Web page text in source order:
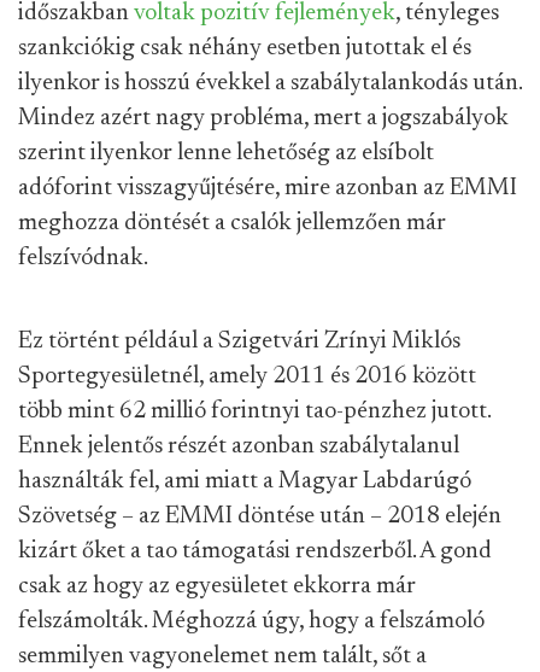
időszakban voltak pozitív fejlemények, tényleges
szankciókig csak néhány esetben jutottak el és
ilyenkor is hosszú évekkel a szabálytalankodás után.
Mindez azért nagy probléma, mert a jogszabályok
szerint ilyenkor lenne lehetőség az elsíbolt
adóforint visszagyűjtésére, mire azonban az EMMI
meghozza döntését a csalók jellemzően már
felszívódnak.
Ez történt például a Szigetvári Zrínyi Miklós
Sportegyesületnél, amely 2011 és 2016 között
több mint 62 millió forintnyi tao-pénzhez jutott.
Ennek jelentős részét azonban szabálytalanul
használták fel, ami miatt a Magyar Labdarúgó
Szövetség – az EMMI döntése után – 2018 elején
kizárt őket a tao támogatási rendszerből. A gond
csak az hogy az egyesületet ekkorra már
felszámolták. Méghozzá úgy, hogy a felszámoló
semmilyen vagyonelemet nem talált, sőt a